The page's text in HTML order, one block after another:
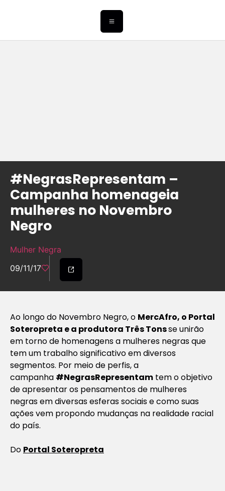
#NegrasRepresentam –
Campanha homenageia
mulheres no Novembro
Negro
Mulher Negra
09/11/17
Ao longo do Novembro Negro, o MercAfro, o Portal
Soteropreta e a produtora Três Tonsse unirão
em torno de homenagens a mulheres negras que
tem um trabalho significativo em diversos
segmentos. Por meio de perfis, a
campanha #NegrasRepresentam tem o objetivo
de apresentar os pensamentos de mulheres
negras em diversas esferas sociais e como suas
ações vem propondo mudanças na realidade racial
do país.
Do Portal Soteropreta